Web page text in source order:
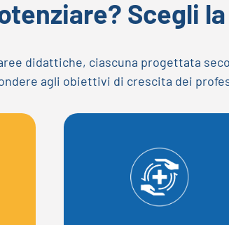
Scegli
didattiche, ciascuna progettata
agli obiettivi di crescita dei